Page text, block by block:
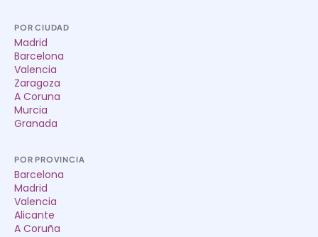
POR CIUDAD
Madrid
Barcelona
Valencia
Zaragoza
A Coruna
Murcia
Granada
POR PROVINCIA
Barcelona
Madrid
Valencia
Alicante
A Coruña